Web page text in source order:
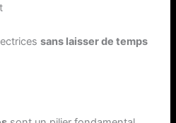
sans laisser de temps